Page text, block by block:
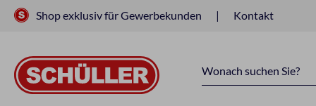
Shop exklusiv für Gewerbekunden Kontakt